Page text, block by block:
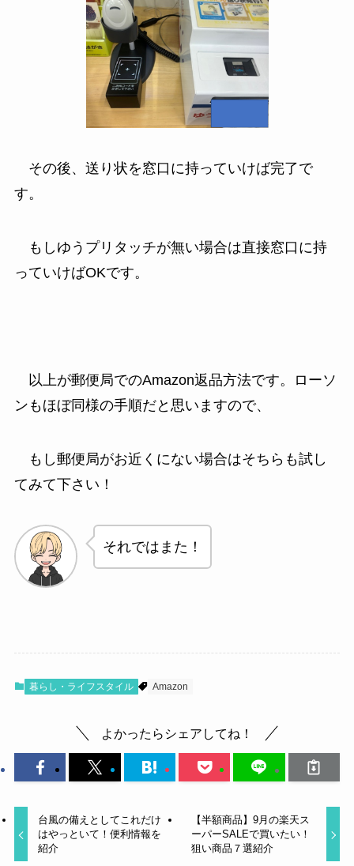
その後、送り状を窓口に持っていけば完了で
す。
もしゆうプリタッチが無い場合は直接窓口に持
っていけばOKです。
以上が郵便局でのAmazon返品方法です。ローソ
ンもほぼ同様の手順だと思いますので、
もし郵便局がお近くにない場合はそちらも試し
てみて下さい！
それではまた！
暮らし・ライフスタイル Amazon
よかったらシェアしてね！
台風の備えとしてこれだけ
はやっといて！便利情報を
紹介
【半額商品】9月の楽天ス
ーパーSALEで買いたい！
狙い商品７選紹介